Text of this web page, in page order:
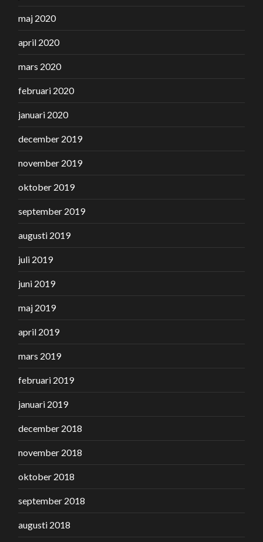
maj 2020
april 2020
mars 2020
februari 2020
januari 2020
december 2019
november 2019
oktober 2019
september 2019
augusti 2019
juli 2019
juni 2019
maj 2019
april 2019
mars 2019
februari 2019
januari 2019
december 2018
november 2018
oktober 2018
september 2018
augusti 2018